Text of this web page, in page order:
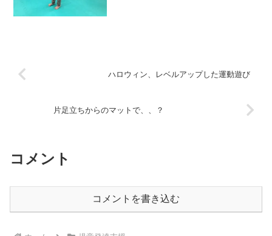
ハロウィン、レベルアップした運動遊び
片足立ちからのマットで、、？
コメント
コメントを書き込む